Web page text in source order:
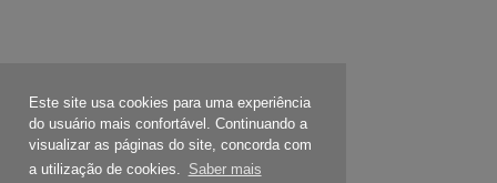
Este site usa cookies para uma experiência
do usuário mais confortável. Continuando a
visualizar as páginas do site, concorda com
a utilização de cookies. Saber mais